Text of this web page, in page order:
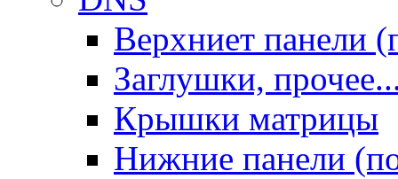
Верхниет панели
Заглушки,
Крышки матрицы
Нижние панели